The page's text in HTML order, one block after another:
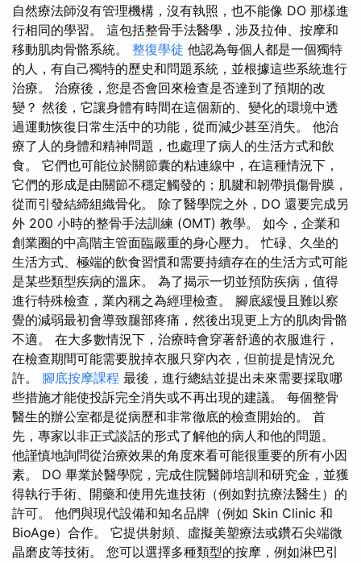
自然療法師沒有管理機構，沒有執照，也不能像 DO 那樣進
行相同的學習。 這包括整骨手法醫學，涉及拉伸、按摩和
移動肌肉骨骼系統。 整復學徒 他認為每個人都是一個獨特
的人，有自己獨特的歷史和問題系統，並根據這些系統進行
治療。 治療後，您是否會回來檢查是否達到了預期的改
變？ 然後，它讓身體有時間在這個新的、變化的環境中透
過運動恢復日常生活中的功能，從而減少甚至消失。 他治
療了人的身體和精神問題，也處理了病人的生活方式和飲
食。 它們也可能位於關節囊的粘連線中，在這種情況下，
它們的形成是由關節不穩定觸發的；肌腱和韌帶損傷骨膜，
從而引發結締組織骨化。 除了醫學院之外，DO 還要完成另
外 200 小時的整骨手法訓練 (OMT) 教學。 如今，企業和
創業圈的中高階主管面臨嚴重的身心壓力。 忙碌、久坐的
生活方式、極端的飲食習慣和需要持續存在的生活方式可能
是某些類型疾病的溫床。 為了揭示一切並預防疾病，值得
進行特殊檢查，業內稱之為經理檢查。 腳底緩慢且難以察
覺的減弱最初會導致腿部疼痛，然後出現更上方的肌肉骨骼
不適。 在大多數情況下，治療時會穿著舒適的衣服進行，
在檢查期間可能需要脫掉衣服只穿內衣，但前提是情況允
許。 腳底按摩課程 最後，進行總結並提出未來需要採取哪
些措施才能使投訴完全消失或不再出現的建議。 每個整骨
醫生的辦公室都是從病歷和非常徹底的檢查開始的。 首
先，專家以非正式談話的形式了解他的病人和他的問題。
他謹慎地詢問從治療效果的角度來看可能很重要的所有小因
素。 DO 畢業於醫學院，完成住院醫師培訓和研究金，並獲
得執行手術、開藥和使用先進技術（例如對抗療法醫生）的
許可。 他們與現代設備和知名品牌（例如 Skin Clinic 和
BioAge）合作。 它提供射頻、虛擬美塑療法或鑽石尖端微
晶磨皮等技術。 您可以選擇多種類型的按摩，例如淋巴引